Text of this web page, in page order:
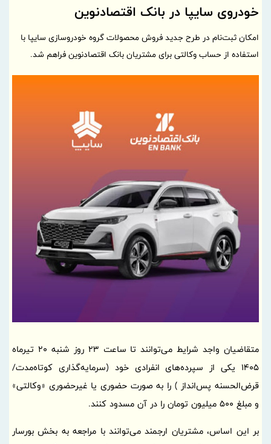
خودروی سایپا در بانک اقتصادنوین
امکان ثبت‌نام در طرح جدید فروش محصولات گروه خودروسازی سایپا با
استفاده از حساب وکالتی برای مشتریان بانک اقتصادنوین فراهم شد.
متقاضیان واجد شرایط می‌توانند تا ساعت 23 روز شنبه 20 تیرماه
1405 یکی از سپرده‌های انفرادی خود (سرمایه‌گذاری کوتاه‌مدت/
قرض‌الحسنه پس‌انداز ) را به صورت حضوری یا غیرحضوری «وکالتی»
و مبلغ 500 میلیون تومان را در آن مسدود کنند.
بر این اساس، مشتریان ارجمند می‌توانند با مراجعه به بخش بورسار